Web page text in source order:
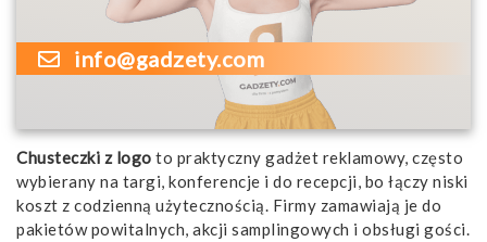
info@gadzety.com
Chusteczki z logo to praktyczny gadżet reklamowy, często
wybierany na targi, konferencje i do recepcji, bo łączy niski
koszt z codzienną użytecznością. Firmy zamawiają je do
pakietów powitalnych, akcji samplingowych i obsługi gości.